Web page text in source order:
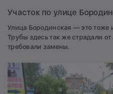
Участок по улице
Улица Бородинская — это тоже
Трубы здесь так же страдали
требовали замены.